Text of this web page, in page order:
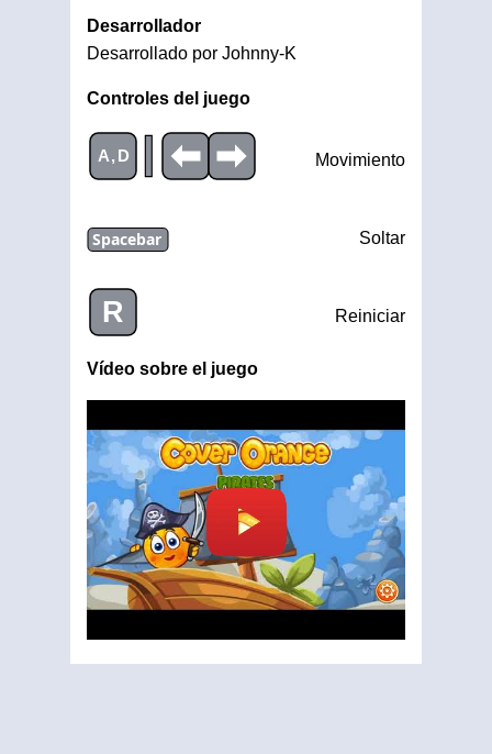
Desarrollador
Desarrollado por Johnny-K
Controles del juego
A,D | Movimiento
Spacebar Soltar
R Reiniciar
Vídeo sobre el juego